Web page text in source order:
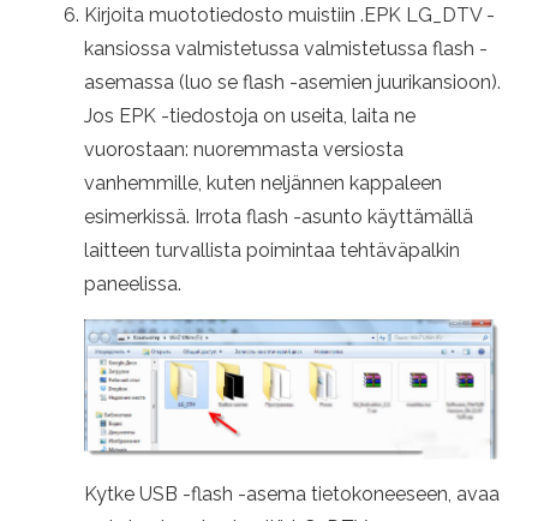
Kirjoita muototiedosto muistiin .EPK LG_DTV -
kansiossa valmistetussa valmistetussa flash -
asemassa (luo se flash -asemien juurikansioon).
Jos EPK -tiedostoja on useita, laita ne
vuorostaan: nuoremmasta versiosta
vanhemmille, kuten neljännen kappaleen
esimerkissä. Irrota flash -asunto käyttämällä
laitteen turvallista poimintaa tehtäväpalkin
paneelissa.
Kytke USB -flash -asema tietokoneeseen, avaa